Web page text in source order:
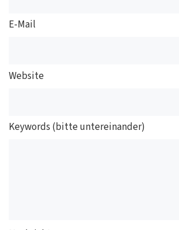
E-Mail
Website
Keywords (bitte untereinander)